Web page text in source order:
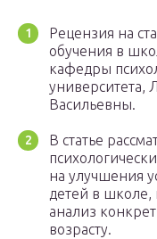
Рецензия на
обучения в
кафедры
университета,
Васильевны.
В статье
на улучшения
детей в школе,
анализ
возрасту.